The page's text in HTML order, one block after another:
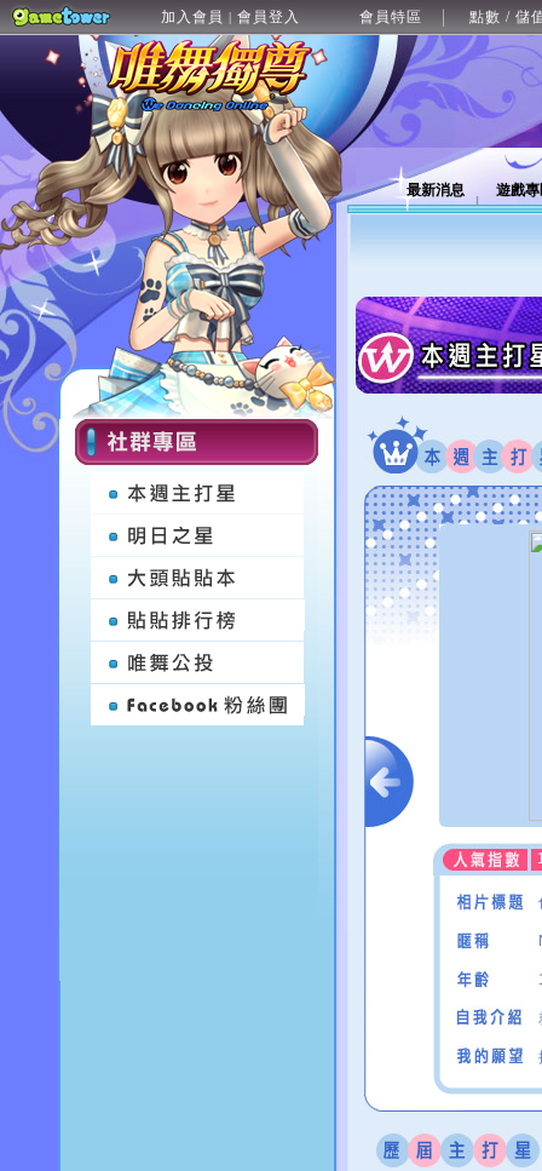
加入會員 | 會員登入 會員特區 點數 / 儲
最新消息 遊戲